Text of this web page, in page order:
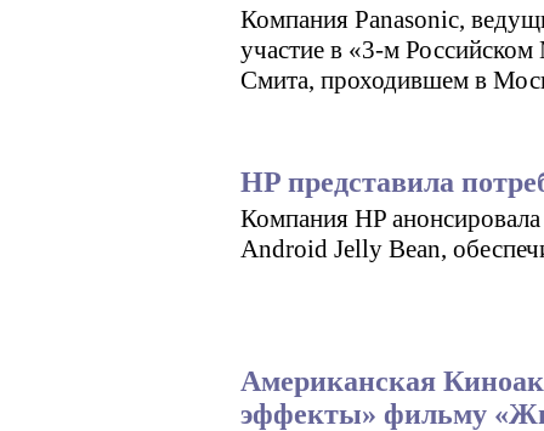
Компания Panasonic,
участие в «3-м
Смита, проходившем в
HP представила
Компания HP
Android Jelly Bean,
Американская
эффекты» фильму